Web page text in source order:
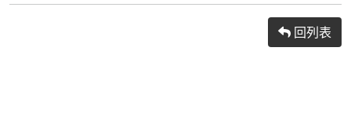
回列表